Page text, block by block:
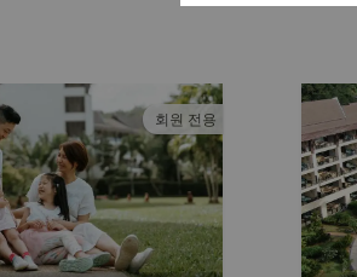
회원 전용